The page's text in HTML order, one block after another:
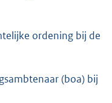
ordening bij de
(boa) bij